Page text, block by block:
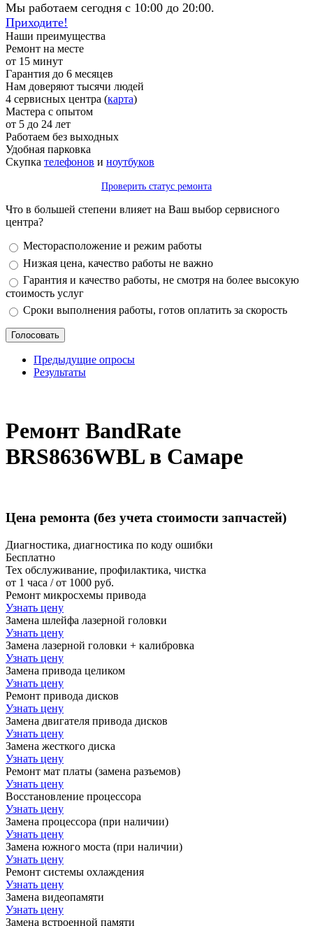
Мы работаем сегодня с 10:00 до 20:00.
Приходите!
Наши преимущества
Ремонт на месте
от 15 минут
Гарантия до 6 месяцев
Нам доверяют тысячи людей
4 сервисных центра (карта)
Мастера с опытом
от 5 до 24 лет
Работаем без выходных
Удобная парковка
Скупка телефонов и ноутбуков
Проверить статус ремонта
Что в большей степени влияет на Ваш выбор сервисного
центра?
Варианты
Месторасположение и режим работы
Низкая цена, качество работы не важно
Гарантия и качество работы, не смотря на более высокую
стоимость услуг
Сроки выполнения работы, готов оплатить за скорость
Предыдущие опросы
Результаты
Ремонт BandRate
BRS8636WBL в Самаре
Цена ремонта (без учета стоимости запчастей)
Диагностика, диагностика по коду ошибки
Бесплатно
Тех обслуживание, профилактика, чистка
от 1 часа / от 1000 руб.
Ремонт микросхемы привода
Узнать цену
Замена шлейфа лазерной головки
Узнать цену
Замена лазерной головки + калибровка
Узнать цену
Замена привода целиком
Узнать цену
Ремонт привода дисков
Узнать цену
Замена двигателя привода дисков
Узнать цену
Замена жесткого диска
Узнать цену
Ремонт мат платы (замена разъемов)
Узнать цену
Восстановление процессора
Узнать цену
Замена процессора (при наличии)
Узнать цену
Замена южного моста (при наличии)
Узнать цену
Ремонт системы охлаждения
Узнать цену
Замена видеопамяти
Узнать цену
Замена встроенной памяти